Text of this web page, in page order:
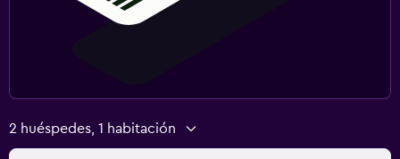
2 huéspedes, 1 habitación